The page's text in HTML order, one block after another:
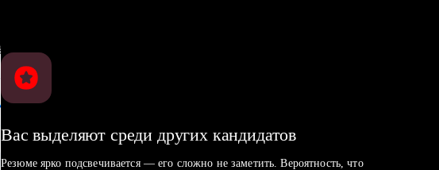
Вас выделяют среди других кандидатов
Резюме ярко подсвечивается — его сложно не заметить. Вероятность, что